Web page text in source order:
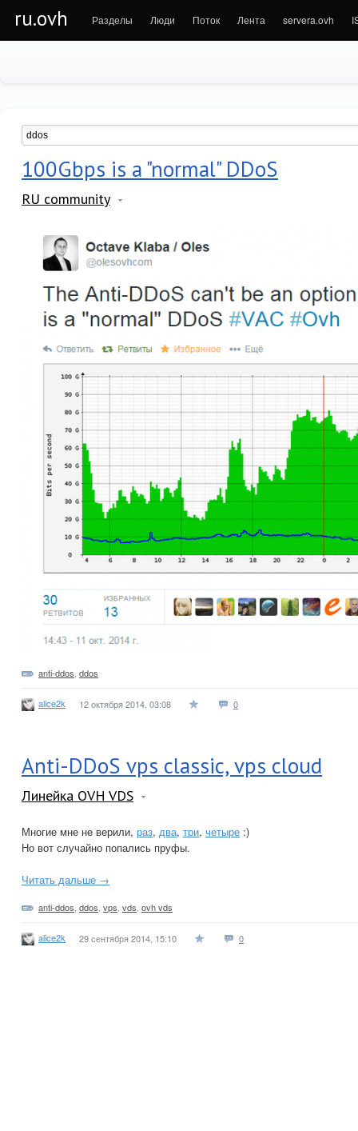
ru.ovh Разделы Люди Поток Лента servera.ovh
100Gbps is a "normal" DDoS
RU community
anti-ddos ddos
alice2k 12 октября 2014, 03:08 0
Anti-DDoS vps classic, vps cloud
Линейка OVH VDS
Многие мне не верили, раз, два, три, четыре :)
Но вот случайно попались пруфы.
Читать дальше →
anti-ddos ddos vps vds ovh vds
alice2k 29 сентября 2014, 15:10 0